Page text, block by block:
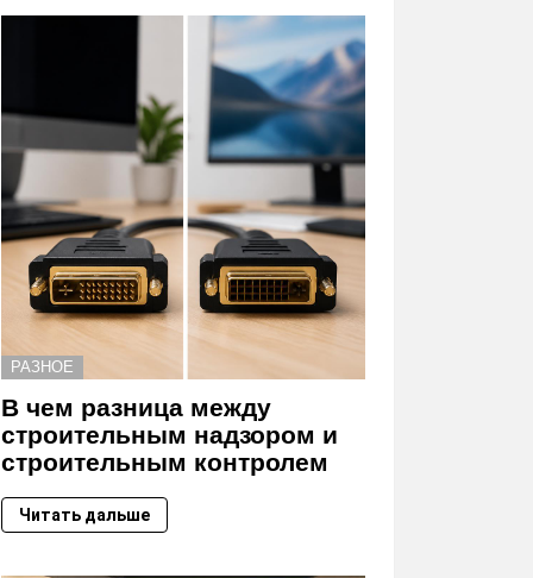
РАЗНОЕ
В чем разница между
строительным надзором и
строительным контролем
Читать дальше